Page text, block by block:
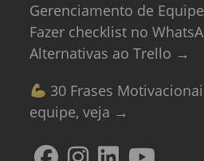
Gerenciamento de
Fazer checklist no
Alternativas ao Trello →
30 Frases
equipe, veja →